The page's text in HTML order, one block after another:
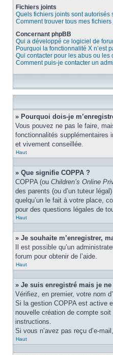
Fichiers joints
Quels fichiers joints sont autorisés
Comment trouver tous mes
Concernant phpBB
Qui a développé ce logiciel de
Pourquoi la fonctionnalité X n’est
Qui contacter pour les abus ou
Comment puis-je contacter un
» Pourquoi dois-je
Vous pouvez ne pas le faire,
fonctionnalités supplémentaires
et vivement conseillée.
Haut
» Que signifie COPPA ?
COPPA (ou Children’s Online
des parents (ou d’un tuteur
quelqu’un le fait à votre place,
pour des questions légales de
Haut
» Je souhaite m’enregistrer,
Il est possible qu’un
forum pour obtenir de l’aide.
Haut
» Je suis enregistré mais je
Vérifiez, en premier, votre nom
Si la gestion COPPA est active
nouvelle création de compte
instructions.
Si vous n’avez pas reçu d’e-
Haut